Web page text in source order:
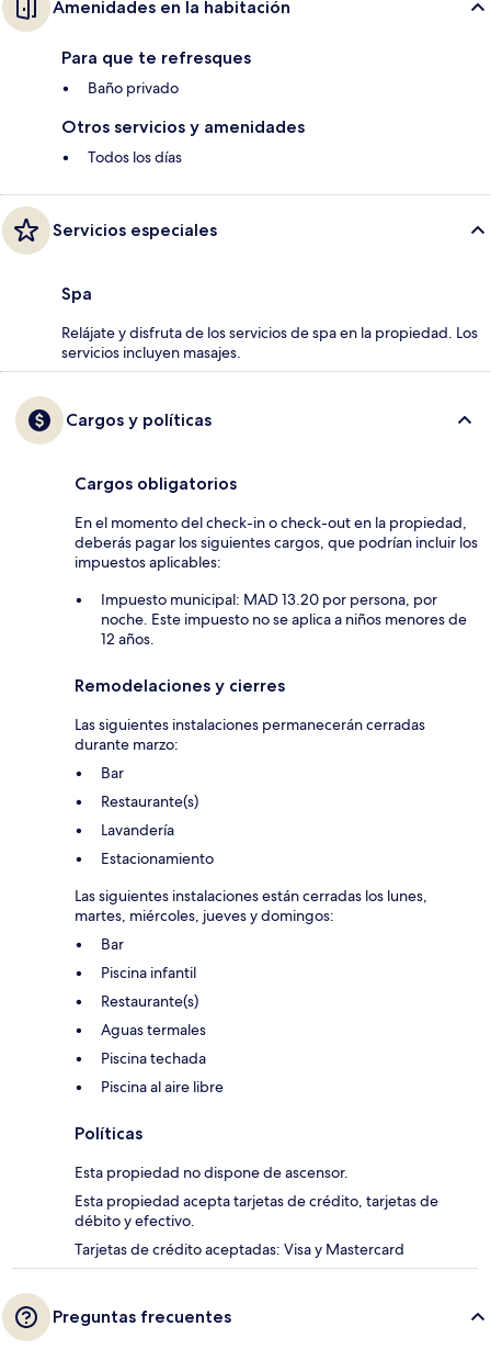
Amenidades en la habitación
Para que te refresques
Baño privado
Otros servicios y amenidades
Todos los días
Servicios especiales
Spa
Relájate y disfruta de los servicios de spa en la propiedad. Los
servicios incluyen masajes.
Cargos y políticas
Cargos obligatorios
En el momento del check-in o check-out en la propiedad,
deberás pagar los siguientes cargos, que podrían incluir los
impuestos aplicables:
Impuesto municipal: MAD 13.20 por persona, por
noche. Este impuesto no se aplica a niños menores de
12 años.
Remodelaciones y cierres
Las siguientes instalaciones permanecerán cerradas
durante marzo:
Bar
Restaurante(s)
Lavandería
Estacionamiento
Las siguientes instalaciones están cerradas los lunes,
martes, miércoles, jueves y domingos:
Bar
Piscina infantil
Restaurante(s)
Aguas termales
Piscina techada
Piscina al aire libre
Políticas
Esta propiedad no dispone de ascensor.
Esta propiedad acepta tarjetas de crédito, tarjetas de
débito y efectivo.
Tarjetas de crédito aceptadas: Visa y Mastercard
Preguntas frecuentes